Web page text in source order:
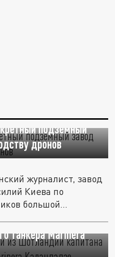
подземный
дронов
журналист, завод
Киева по
большой...
из Шотландии
танкера Marinera